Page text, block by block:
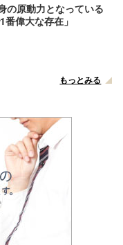
の原動力となっている
偉大な存在」
もっとみる